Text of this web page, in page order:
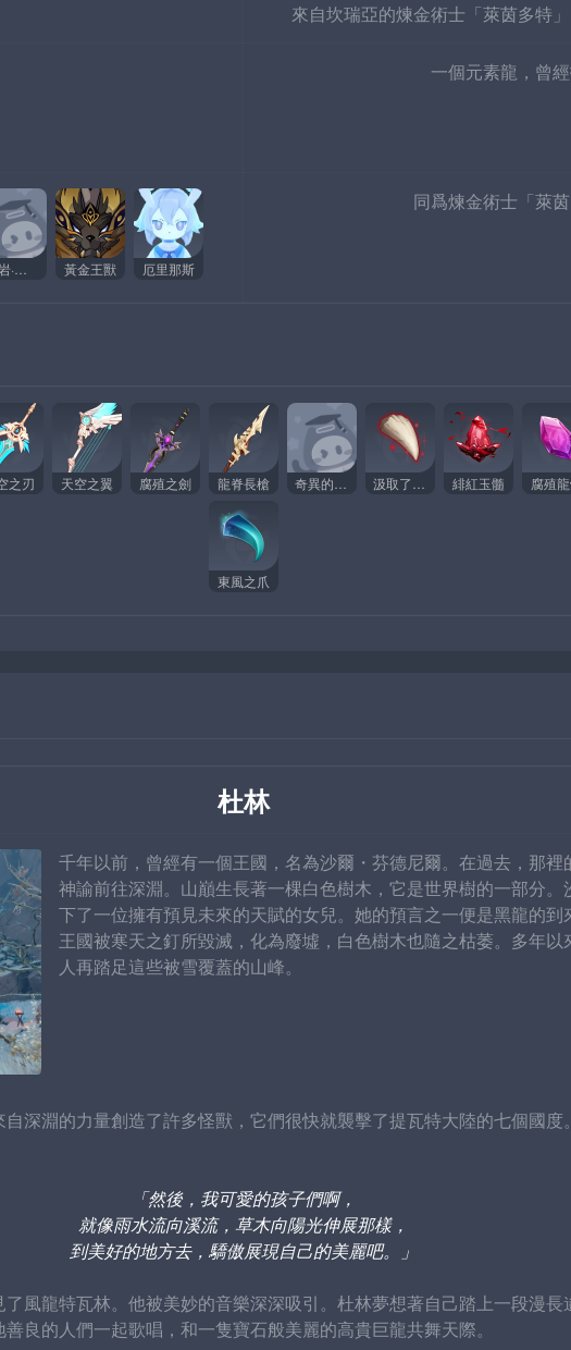
來自坎瑞亞的煉金術士「萊茵多特
一個元素龍，曾經
黃金王獸 厄里那斯
同爲煉金術士「萊茵
之刃 天空之翼 腐殖之劍 龍脊長槍 緋紅玉髓 腐殖
東風之爪
杜林
千年以前，曾經有一個王國，名為沙爾・芬德尼爾。在過去，那
神諭前往深淵。山巔生長著一棵白色樹木，它是世界樹的一部分
下了一位擁有預見未來的天賦的女兒。她的預言之一便是黑龍的到
王國被寒天之釘所毀滅，化為廢墟，白色樹木也隨之枯萎。多年
人再踏足這些被雪覆蓋的山峰。
深淵的力量創造了許多怪獸，它們很快就襲擊了提瓦特大陸的七個國
「然後，我可愛的孩子們啊，
就像雨水流向溪流，草木向陽光伸展那樣，
到美好的地方去，驕傲展現自己的美麗吧。」
風龍特瓦林。他被美妙的音樂深深吸引。杜林夢想著自己踏上一段漫
良的人們一起歌唱，和一隻寶石般美麗的高貴巨龍共舞天際。